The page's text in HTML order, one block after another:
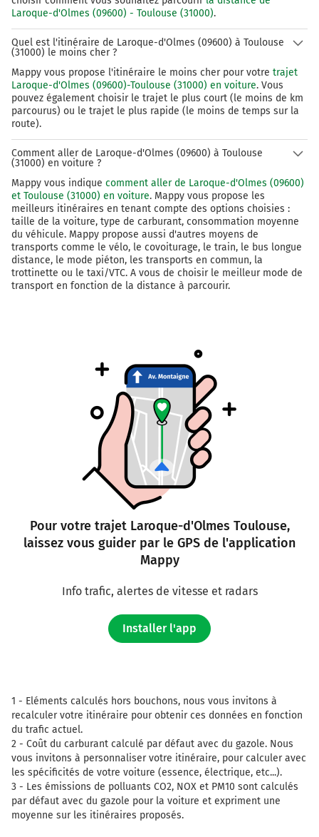
Laroque-d'Olmes (09600) - Toulouse (31000).
Quel est l'itinéraire de Laroque-d'Olmes (09600) à Toulouse
(31000) le moins cher ?
Mappy vous propose l'itinéraire le moins cher pour votre trajet
Laroque-d'Olmes (09600)-Toulouse (31000) en voiture. Vous
pouvez également choisir le trajet le plus court (le moins de km
parcourus) ou le trajet le plus rapide (le moins de temps sur la
route).
Comment aller de Laroque-d'Olmes (09600) à Toulouse
(31000) en voiture ?
Mappy vous indique comment aller de Laroque-d'Olmes (09600)
et Toulouse (31000) en voiture. Mappy vous propose les
meilleurs itinéraires en tenant compte des options choisies :
taille de la voiture, type de carburant, consommation moyenne
du véhicule. Mappy propose aussi d'autres moyens de
transports comme le vélo, le covoiturage, le train, le bus longue
distance, le mode piéton, les transports en commun, la
trottinette ou le taxi/VTC. A vous de choisir le meilleur mode de
transport en fonction de la distance à parcourir.
Pour votre trajet Laroque-d'Olmes Toulouse,
laissez vous guider par le GPS de l'application
Mappy
Info trafic, alertes de vitesse et radars
Installer l'app
1 - Eléments calculés hors bouchons, nous vous invitons à
recalculer votre itinéraire pour obtenir ces données en fonction
du trafic actuel.
2 - Coût du carburant calculé par défaut avec du gazole. Nous
vous invitons à personnaliser votre itinéraire, pour calculer avec
les spécificités de votre voiture (essence, électrique, etc...).
3 - Les émissions de polluants CO2, NOX et PM10 sont calculés
par défaut avec du gazole pour la voiture et expriment une
moyenne sur les itinéraires proposés.